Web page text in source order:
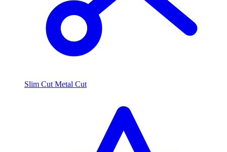
Slim Cut Metal Cut